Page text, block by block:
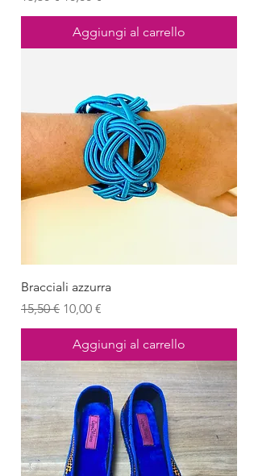
Aggiungi al carrello
Bracciali azzurra
Prezzo regolare
15,50 € Prezzo scontato
10,00 €
Aggiungi al carrello